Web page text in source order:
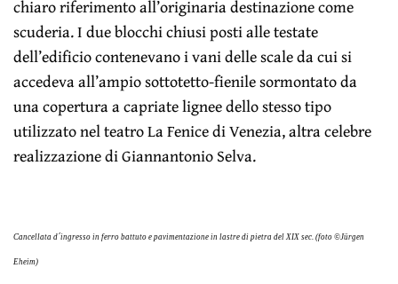
chiaro riferimento all’originaria destinazione come
scuderia. I due blocchi chiusi posti alle testate
dell’edificio contenevano i vani delle scale da cui si
accedeva all’ampio sottotetto-fienile sormontato da
una copertura a capriate lignee dello stesso tipo
utilizzato nel teatro La Fenice di Venezia, altra celebre
realizzazione di Giannantonio Selva.
Cancellata d´ingresso in ferro battuto e pavimentazione in lastre di pietra del XIX sec. (foto ©Jürgen
Eheim)